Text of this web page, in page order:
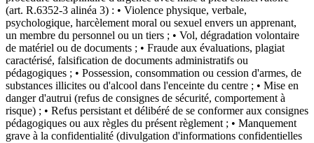
(art. R.6352-3 alinéa 3) : • Violence physique, verbale,
psychologique, harcèlement moral ou sexuel envers un apprenant,
un membre du personnel ou un tiers ; • Vol, dégradation volontaire
de matériel ou de documents ; • Fraude aux évaluations, plagiat
caractérisé, falsification de documents administratifs ou
pédagogiques ; • Possession, consommation ou cession d'armes, de
substances illicites ou d'alcool dans l'enceinte du centre ; • Mise en
danger d'autrui (refus de consignes de sécurité, comportement à
risque) ; • Refus persistant et délibéré de se conformer aux consignes
pédagogiques ou aux règles du présent règlement ; • Manquement
grave à la confidentialité (divulgation d'informations confidentielles